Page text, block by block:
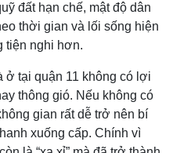
đất hạn chế, mật độ dân
thời gian và lối sống hiện
tiện nghi hơn.
ở tại quận 11 không có lợi
thông gió. Nếu không có
gian rất dễ trở nên bí
xuống cấp. Chính vì